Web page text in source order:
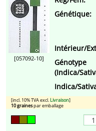
[057092-10]
Génétique:
Intérieur/
Génotype
(Indica/
Indica/
[incl. 10% TVA excl. Livraison]
10 grainespar emballage